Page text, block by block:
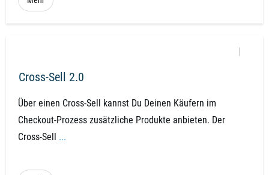
Cross-Sell 2.0
Über einen Cross-Sell kannst Du Deinen Käufern im
Checkout-Prozess zusätzliche Produkte anbieten. Der
Cross-Sell ...